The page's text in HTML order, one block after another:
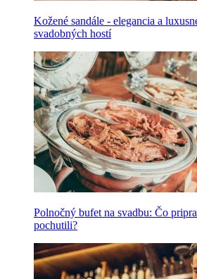
Kožené sandále - elegancia a
svadobných hostí
Polnočný bufet na svadbu: Čo
pochutili?